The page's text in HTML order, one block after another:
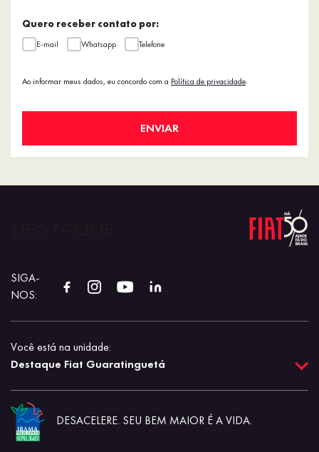
Quero receber contato por:
E-mail Whatsapp Telefone
Ao informar meus dados, eu concordo com a Política de privacidade.
ENVIAR
SIGA-
NOS:
Você está na unidade:
Destaque Fiat Guaratinguetá
DESACELERE. SEU BEM MAIOR É A VIDA.